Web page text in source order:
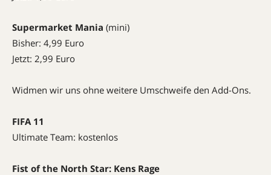
Supermarket Mania (mini)
Bisher: 4,99 Euro
Jetzt: 2,99 Euro
Widmen wir uns ohne weitere Umschweife den Add-Ons.
FIFA11
Ultimate Team: kostenlos
Fist of the North Star: Kens Rage